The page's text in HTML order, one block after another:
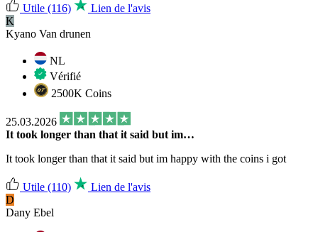
Utile (116)
Lien de l'avis
K
Kyano Van drunen
NL
Vérifié
2500K Coins
25.03.2026
It took longer than that it said but im…
It took longer than that it said but im happy with the coins i got
Utile (110)
Lien de l'avis
D
Dany Ebel